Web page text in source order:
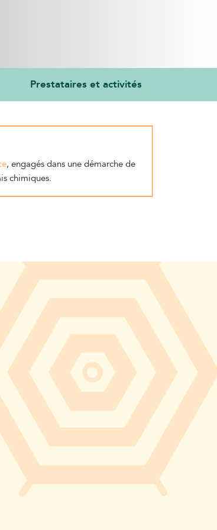
Prestataires et activités
, engagés dans une démarche de
chimiques.